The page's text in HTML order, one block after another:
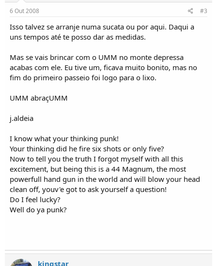
6 Out 2008 #3
Isso talvez se arranje numa sucata ou por aqui. Daqui a
uns tempos até te posso dar as medidas.
Mas se vais brincar com o UMM no monte depressa
acabas com ele. Eu tive um, ficava muito bonito, mas no
fim do primeiro passeio foi logo para o lixo.
UMM abraçUMM
j.aldeia
I know what your thinking punk!
Your thinking did he fire six shots or only five?
Now to tell you the truth I forgot myself with all this
excitement, but being this is a 44 Magnum, the most
powerfull hand gun in the world and will blow your head
clean off, youv'e got to ask yourself a question!
Do I feel lucky?
Well do ya punk?
kingstar